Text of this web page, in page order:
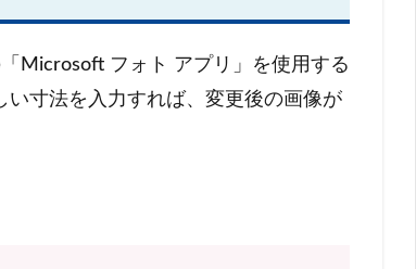
Microsoft フォト アプリ」を使用する
寸法を入力すれば、変更後の画像が